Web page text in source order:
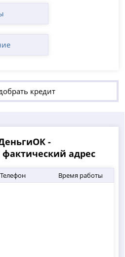
кредит
-
адрес
Телефон Время работы